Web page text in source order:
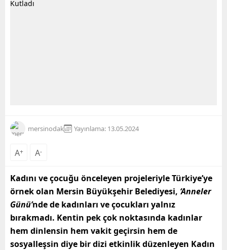
mersinodak Yayınlama: 13.05.2024
A+ A-
Kadını ve çocuğu önceleyen projeleriyle Türkiye’ye
örnek olan Mersin Büyükşehir Belediyesi, ‘Anneler
Günü’nde de kadınları ve çocukları yalnız
bırakmadı. Kentin pek çok noktasında kadınlar
hem dinlensin hem vakit geçirsin hem de
sosyalleşsin diye bir dizi etkinlik düzenleyen Kadın